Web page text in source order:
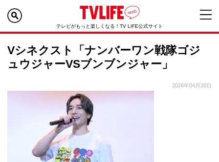
テレビがもっと楽しくなる！TV LIFE公式サイト
Vシネクスト「ナンバーワン戦隊ゴジ
ュウジャーVSブンブンジャー」
2026年04月20日